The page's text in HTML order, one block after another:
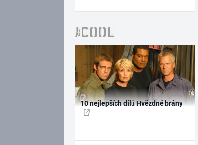
10 nejlepších dílů Hvězdné brány